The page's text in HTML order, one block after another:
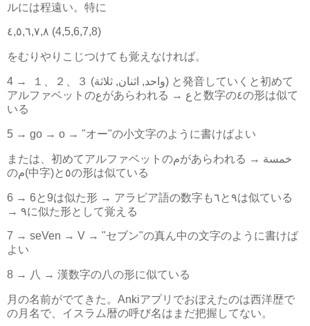
ルには程遠い。特に
٤,٥,٦,٧,٨ (4,5,6,7,8)
をむりやりこじつけても覚えなければ。
4 → １、２、３ (واحد, اثنان, ثلاثة) と発音していくと初めて
アルファベットのعがあらわれる → عと数字の٤の形は似て
いる
5 → go → o → "オー"の小文字のように書けばよい
または、初めてアルファベットのمがあらわれる → خمسة
のم(中字)と٥の形は似ている
6 → 6と9は似た形 → アラビア語の数字も٦と٩は似ている
→ ٩に似た形として覚える
7 → seVen → V → "セブン"の真ん中の文字のように書けば
よい
8 → 八 → 漢数字の八の形に似ている
月の名前がでてきた。Ankiアプリでおぼえたのは西洋歴で
の月名で、イスラム暦の呼び名はまだ把握してない。